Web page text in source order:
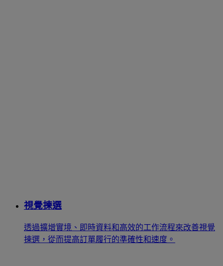
視覺揀選
透過擴增實境、即時資料和高效的工作流程來改善視覺
揀選，從而提高訂單履行的準確性和速度。